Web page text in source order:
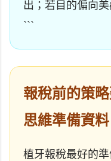
出；若目的偏向
```
報稅前的策
思維準備資料
植牙報稅最好的